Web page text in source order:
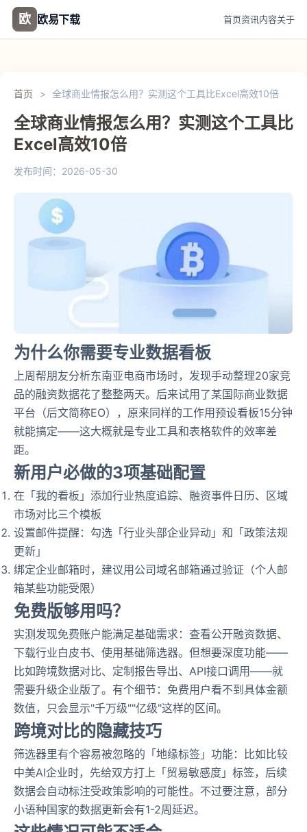
欧 欧易下载 首页资讯内容关于
首页 > 全球商业情报怎么用？实测这个工具比Excel高效10倍
全球商业情报怎么用？实测这个工具比
Excel高效10倍
发布时间：2026-05-30
为什么你需要专业数据看板
上周帮朋友分析东南亚电商市场时，发现手动整理20家竞
品的融资数据花了整整两天。后来试用了某国际商业数据
平台（后文简称EO），原来同样的工作用预设看板15分钟
就能搞定——这大概就是专业工具和表格软件的效率差
距。
新用户必做的3项基础配置
在「我的看板」添加行业热度追踪、融资事件日历、区域
市场对比三个模板
设置邮件提醒：勾选「行业头部企业异动」和「政策法规
更新」
绑定企业邮箱时，建议用公司域名邮箱通过验证（个人邮
箱某些功能受限）
免费版够用吗？
实测发现免费账户能满足基础需求：查看公开融资数据、
下载行业白皮书、使用基础筛选器。但想要深度功能——
比如跨境数据对比、定制报告导出、API接口调用——就
需要升级企业版了。有个细节：免费用户看不到具体金额
数值，只会显示"千万级""亿级"这样的区间。
跨境对比的隐藏技巧
筛选器里有个容易被忽略的「地缘标签」功能：比如比较
中美AI企业时，先给双方打上「贸易敏感度」标签，后续
数据会自动标注受政策影响的可能性。不过要注意，部分
小语种国家的数据更新会有1-2周延迟。